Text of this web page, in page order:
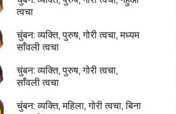
त्वचा
चुंबन: व्यक्ति, पुरुष, गोरी त्वचा, मध्यम
साँवली त्वचा
चुंबन: व्यक्ति, पुरुष, गोरी त्वचा,
साँवली त्वचा
चुंबन: व्यक्ति, महिला, गोरी त्वचा, बिना